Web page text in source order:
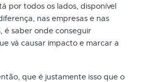
por todos os lados, disponível
nas empresas e nas
é saber onde conseguir
vá causar impacto e marcar a
que é justamente isso que o